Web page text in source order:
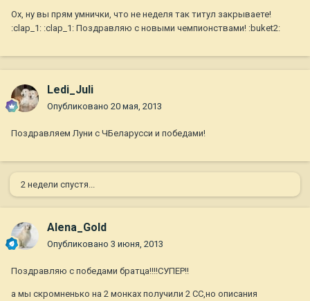
Ох, ну вы прям умнички, что не неделя так титул закрываете!
:clap_1: :clap_1: Поздравляю с новыми чемпионствами! :buket2:
Ledi_Juli
Опубликовано 20 мая, 2013
Поздравляем Луни с ЧБеларусси и победами!
2 недели спустя...
Alena_Gold
Опубликовано 3 июня, 2013
Поздравляю с победами братца!!!!СУПЕР!!
а мы скромненько на 2 монках получили 2 СС,но описания